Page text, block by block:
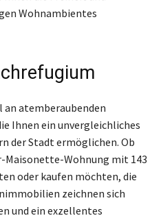
Wohnambientes
an atemberaubenden
Ihnen ein unvergleichliches
der Stadt ermöglichen. Ob
Maisonette-Wohnung mit 143
oder kaufen möchten, die
zeichnen sich
und ein exzellentes